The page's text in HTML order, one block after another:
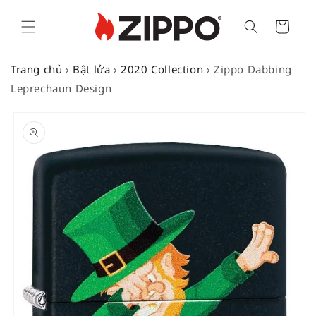
Cart
Trang chủ › Bật lửa ›2020 Collection ›Zippo Dabbing
Leprechaun Design
PRODUCT
INFORMATION